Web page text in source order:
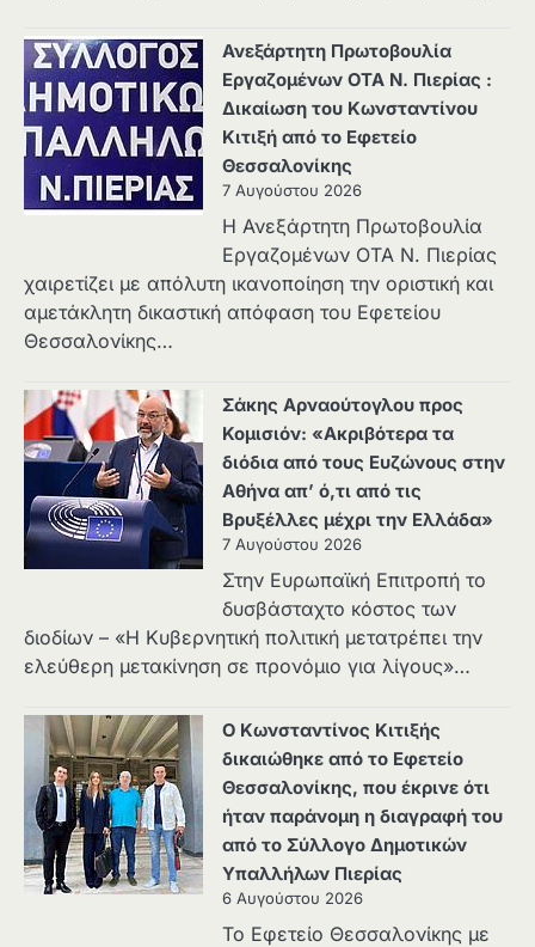
Ανεξάρτητη Πρωτοβουλία
Εργαζομένων ΟΤΑ Ν. Πιερίας :
Δικαίωση του Κωνσταντίνου
Κιτιξή από το Εφετείο
Θεσσαλονίκης
7 Αυγούστου 2026
Η Ανεξάρτητη Πρωτοβουλία
Εργαζομένων ΟΤΑ Ν. Πιερίας
χαιρετίζει με απόλυτη ικανοποίηση την οριστική και
αμετάκλητη δικαστική απόφαση του Εφετείου
Θεσσαλονίκης…
Σάκης Αρναούτογλου προς
Κομισιόν: «Ακριβότερα τα
διόδια από τους Ευζώνους στην
Αθήνα απ’ ό,τι από τις
Βρυξέλλες μέχρι την Ελλάδα»
7 Αυγούστου 2026
Στην Ευρωπαϊκή Επιτροπή το
δυσβάσταχτο κόστος των
διοδίων – «Η Κυβερνητική πολιτική μετατρέπει την
ελεύθερη μετακίνηση σε προνόμιο για λίγους»…
Ο Κωνσταντίνος Κιτιξής
δικαιώθηκε από το Εφετείο
Θεσσαλονίκης, που έκρινε ότι
ήταν παράνομη η διαγραφή του
από το Σύλλογο Δημοτικών
Υπαλλήλων Πιερίας
6 Αυγούστου 2026
Το Εφετείο Θεσσαλονίκης με